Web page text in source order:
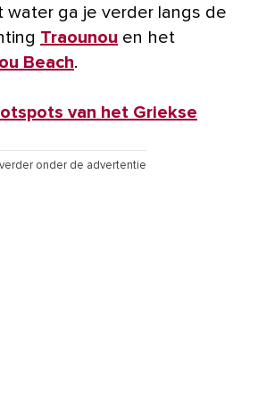
water ga je verder langs de
Traounou en het
Beach.
van het Griekse
onder de advertentie